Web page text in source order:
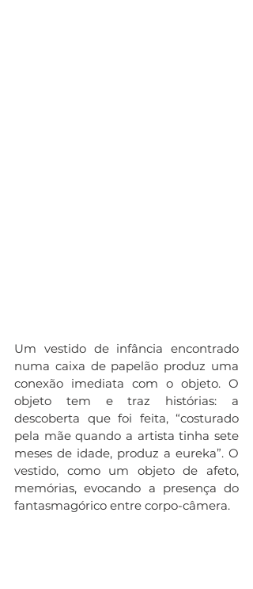
Um vestido de infância encontrado
numa caixa de papelão produz uma
conexão imediata com o objeto. O
objeto tem e traz histórias: a
descoberta que foi feita, “costurado
pela mãe quando a artista tinha sete
meses de idade, produz a eureka”. O
vestido, como um objeto de afeto,
memórias, evocando a presença do
fantasmagórico entre corpo-câmera.